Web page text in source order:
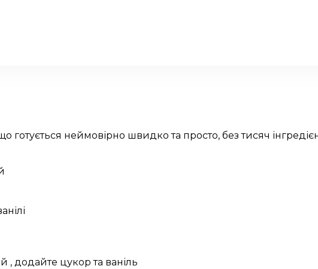
неймовірно швидко та просто, без тисяч
, додайте цукор та ваніль